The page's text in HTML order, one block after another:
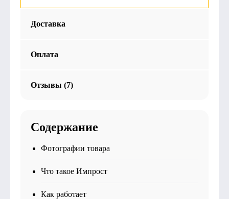
Доставка
Оплата
Отзывы (7)
Содержание
Фотографии товара
Что такое Импрост
Как работает